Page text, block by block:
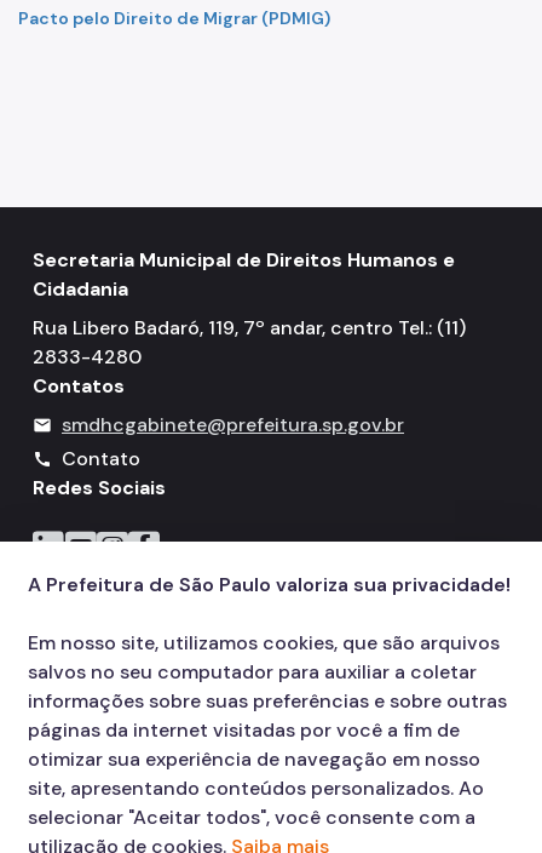
Pacto pelo Direito de Migrar (PDMIG)
Secretaria Municipal de Direitos Humanos e
Cidadania
Rua Libero Badaró, 119, 7º andar, centro Tel.: (11)
2833-4280
Contatos
mail smdhcgabinete@prefeitura.sp.gov.br
call
Contato
Redes Sociais
Icone do LinkedIn
Icone do YouTube
Icone do Instagram
Icone do Facebook
A Prefeitura de São Paulo valoriza sua privacidade!
Em nosso site, utilizamos cookies, que são arquivos
salvos no seu computador para auxiliar a coletar
informações sobre suas preferências e sobre outras
páginas da internet visitadas por você a fim de
otimizar sua experiência de navegação em nosso
site, apresentando conteúdos personalizados. Ao
selecionar "Aceitar todos", você consente com a
utilização de cookies. Saiba mais